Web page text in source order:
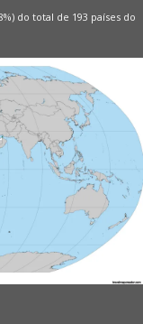
do total de 193 países do